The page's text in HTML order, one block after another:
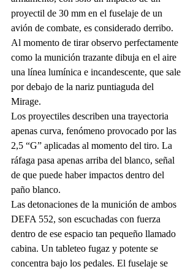
proyectil de 30 mm en el fuselaje de un
avión de combate, es considerado derribo.
Al momento de tirar observo perfectamente
como la munición trazante dibuja en el aire
una línea lumínica e incandescente, que sale
por debajo de la nariz puntiaguda del
Mirage.
Los proyectiles describen una trayectoria
apenas curva, fenómeno provocado por las
2,5 “G” aplicadas al momento del tiro. La
ráfaga pasa apenas arriba del blanco, señal
de que puede haber impactos dentro del
paño blanco.
Las detonaciones de la munición de ambos
DEFA 552, son escuchadas con fuerza
dentro de ese espacio tan pequeño llamado
cabina. Un tableteo fugaz y potente se
concentra bajo los pedales. El fuselaje se